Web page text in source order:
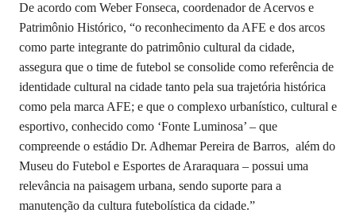
De acordo com Weber Fonseca, coordenador de Acervos e
Patrimônio Histórico, “o reconhecimento da AFE e dos arcos
como parte integrante do patrimônio cultural da cidade,
assegura que o time de futebol se consolide como referência de
identidade cultural na cidade tanto pela sua trajetória histórica
como pela marca AFE; e que o complexo urbanístico, cultural e
esportivo, conhecido como ‘Fonte Luminosa’ – que
compreende o estádio Dr. Adhemar Pereira de Barros, além do
Museu do Futebol e Esportes de Araraquara – possui uma
relevância na paisagem urbana, sendo suporte para a
manutenção da cultura futebolística da cidade.”